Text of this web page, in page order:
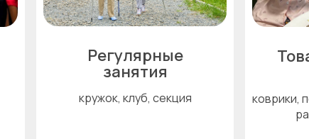
Регулярные
занятия
кружок, клуб, секция
коврики,